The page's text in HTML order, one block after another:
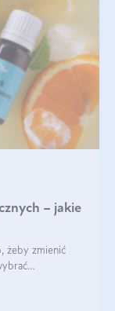
– jakie
żeby zmienić